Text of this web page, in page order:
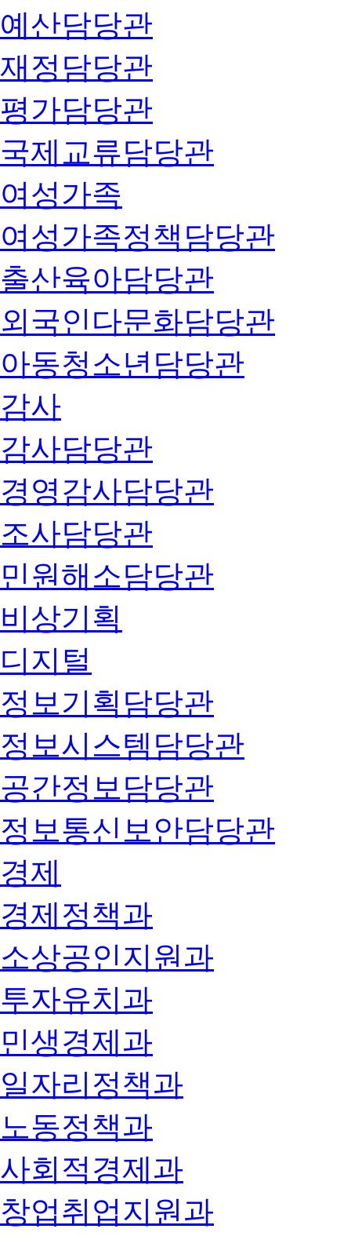
예산담당관
재정담당관
평가담당관
국제교류담당관
여성가족
여성가족정책담당관
출산육아담당관
외국인다문화담당관
아동청소년담당관
감사
감사담당관
경영감사담당관
조사담당관
민원해소담당관
비상기획
디지털
정보기획담당관
정보시스템담당관
공간정보담당관
정보통신보안담당관
경제
경제정책과
소상공인지원과
투자유치과
민생경제과
일자리정책과
노동정책과
사회적경제과
창업취업지원과